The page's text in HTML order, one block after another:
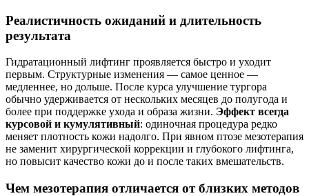
Реалистичность ожиданий и длительность
результата
Гидратационный лифтинг проявляется быстро и уходит
первым. Структурные изменения — самое ценное —
медленнее, но дольше. После курса улучшение тургора
обычно удерживается от нескольких месяцев до полугода и
более при поддержке ухода и образа жизни. Эффект всегда
курсовой и кумулятивный: одиночная процедура редко
меняет плотность кожи надолго. При явном птозе мезотерапия
не заменит хирургической коррекции и глубокого лифтинга,
но повысит качество кожи до и после таких вмешательств.
Чем мезотерапия отличается от близких методов